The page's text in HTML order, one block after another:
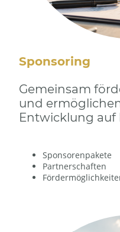
Sponsoring
Gemeinsam
und
Entwicklung auf
Sponsorenpakete
Partnerschaften